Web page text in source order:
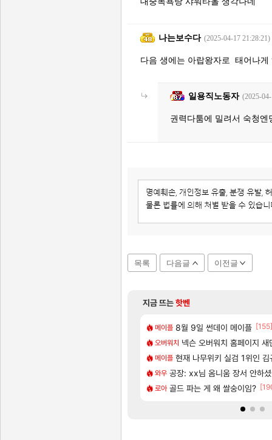
나는보수다 (2025-04-17 21:28:21)
다음 생에는 아랍왕자로 태어나게
일용직노동자 (2025-
권력다툼에 밀려서 숙청엔
목록 다음글 이전글
지금 뜨는핫벤
메이플 8월 9일 썬데이 메이플 [155]
오버워치 넥슨 오버워치 홈페이지 새
메이플 현재 나무위키 실검 1위인 김
와우 공장: xx님 옴니움 장서 안하
로아 골드 파는 게 왜 쌀숭이임?
아스오라 아사쿠라 마이 성우 정보
아스오라 아스오라 성우 정보 및 출
아스오라 아키츠 아키나 성우 정보
비스트 모든 성소 위치 공략 (40개)
리밋제로 프롤로그 테스트를 마치고